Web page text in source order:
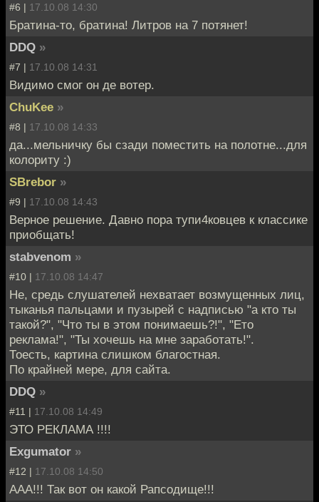
#6 | 17.10.08 14:30
Братина-то, братина! Литров на 7 потянет!
DDQ »
#7 | 17.10.08 14:31
Видимо смог он де вотер.
ChuKee »
#8 | 17.10.08 14:33
да...мельничку бы сзади поместить на полотне...для
колориту :)
SBrebor »
#9 | 17.10.08 14:43
Верное решение. Давно пора тупи4ковцев к классике
приобщать!
stabvenom »
#10 | 17.10.08 14:47
Не, средь слушателей нехватает возмущенных лиц,
тыканья пальцами и пузырей с надписью "а кто ты
такой?", "Что ты в этом понимаешь?!", "Ето
реклама!", "Ты хочешь на мне заработать!".
Тоесть, картина слишком благостная.
По крайней мере, для сайта.
DDQ »
#11 | 17.10.08 14:49
ЭТО РЕКЛАМА !!!!
Exgumator »
#12 | 17.10.08 14:50
ААА!!! Так вот он какой Рапсодище!!!